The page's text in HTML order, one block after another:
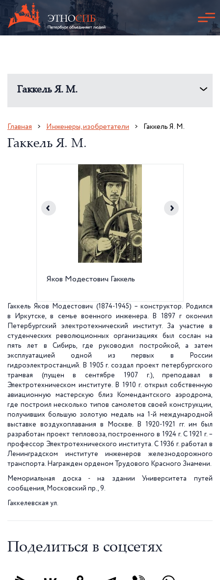
Гаккель Я. М.
Главная Инженеры, изобретатели Гаккель Я. М.
Гаккель Я. М.
Яков Модестович Гаккель
Гаккель Яков Модестович (1874-1945) – конструктор. Родился
в Иркутске, в семье военного инженера. В 1897 г окончил
Петербургский электротехнический институт. За участие в
студенческих революционных организациях был сослан на
пять лет в Сибирь, где руководил постройкой, а затем
эксплуатацией одной из первых в России
гидроэлектростанций. В 1905 г. создал проект петербургского
трамвая (пущен в сентябре 1907 г.), преподавал в
Электротехническом институте. В 1910 г. открыл собственную
авиационную мастерскую близ Комендантского аэродрома,
где построил несколько типов самолетов своей конструкции,
получивших большую золотую медаль на 1-й международной
выставке воздухоплавания в Москве. В 1920-1921 гг. им был
разработан проект тепловоза, построенного в 1924 г. С 1921 г. –
профессор Электротехнического института. С 1936 г. работал в
Ленинградском институте инженеров железнодорожного
транспорта. Награжден орденом Трудового Красного Знамени.
Мемориальная доска - на здании Университета путей
сообщения, Московский пр., 9.
Гаккелевская ул.
Поделиться в соцсетях